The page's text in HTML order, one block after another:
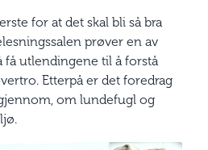
for at det skal bli så bra
prøver en av
få utlendingene til å forstå
Etterpå er det foredrag
om lundefugl og